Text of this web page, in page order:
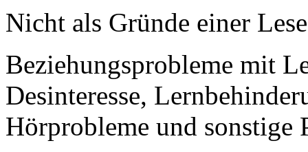
Nicht als Gründe einer
Beziehungsprobleme mit
Desinteresse,
Hörprobleme und sonstige